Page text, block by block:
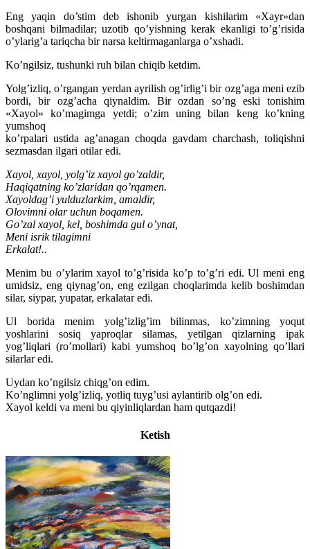
Eng yaqin do’stim deb ishonib yurgan kishilarim «Xayr»dan
boshqani bilmadilar; uzotib qo’yishning kerak ekanligi to’g’risida
o’ylarig’a tariqcha bir narsa keltirmaganlarga o’xshadi.
Ko’ngilsiz, tushunki ruh bilan chiqib ketdim.
Yolg’izliq, o’rgangan yerdan ayrilish og’irlig’i bir ozg’aga meni ezib
bordi, bir ozg’acha qiynaldim. Bir ozdan so’ng eski tonishim
«Xayol» ko’magimga yetdi; o’zim uning bilan keng ko’kning
yumshoq
ko’rpalari ustida ag’anagan choqda gavdam charchash, toliqishni
sezmasdan ilgari otilar edi.
Xayol, xayol, yolg’iz xayol go’zaldir,
Haqiqatning ko’zlaridan qo’rqamen.
Xayoldag’i yulduzlarkim, amaldir,
Olovimni olar uchun boqamen.
Go’zal xayol, kel, boshimda gul o’ynat,
Meni isrik tilagimni
Erkalat!..
Menim bu o’ylarim xayol to’g’risida ko’p to’g’ri edi. Ul meni eng
umidsiz, eng qiynag’on, eng ezilgan choqlarimda kelib boshimdan
silar, siypar, yupatar, erkalatar edi.
Ul borida menim yolg’izlig’im bilinmas, ko’zimning yoqut
yoshlarini sosiq yaproqlar silamas, yetilgan qizlarning ipak
yog’liqlari (ro’mollari) kabi yumshoq bo’lg’on xayolning qo’llari
silarlar edi.
Uydan ko’ngilsiz chiqg’on edim.
Ko’nglimni yolg’izliq, yotliq tuyg’usi aylantirib olg’on edi.
Xayol keldi va meni bu qiyinliqlardan ham qutqazdi!
Ketish